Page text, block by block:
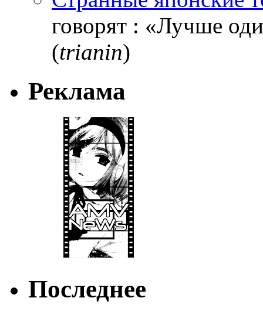
говорят : «Лучше
(trianin)
Реклама
Последнее